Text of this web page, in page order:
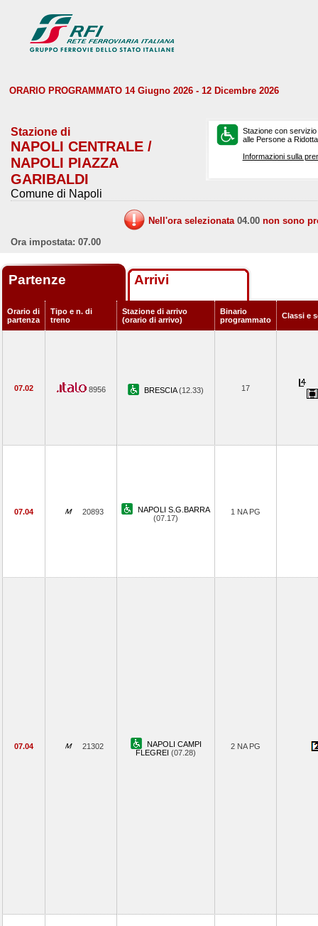
ORARIO PROGRAMMATO 14 Giugno 2026 - 12 Dicembre 2026
Stazione di
NAPOLI CENTRALE /
NAPOLI PIAZZA
GARIBALDI
Comune di Napoli
Stazione con
alle Persone a
Informazioni sulla
Nell'ora selezionata 04.00 non sono
Ora impostata: 07.00
Partenze Arrivi
Orario di
partenza
Tipo e n. di
treno
Stazione di arrivo
(orario di arrivo)
Binario
programmato
Classi e
07.02 8956 BRESCIA(12.33) 17
07.04 20893
NAPOLI S.G.BARRA
(07.17)
1 NA PG
07.04 21302
NAPOLI CAMPI
FLEGREI (07.28)
2 NA PG